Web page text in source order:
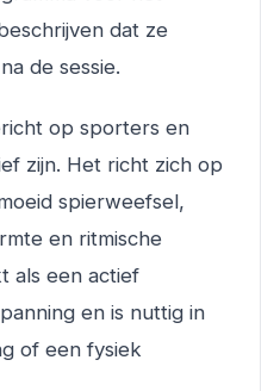
dat ze
de sessie.
op sporters en
zijn. Het richt zich op
spierweefsel,
en ritmische
als een actief
en is nuttig in
of een fysiek